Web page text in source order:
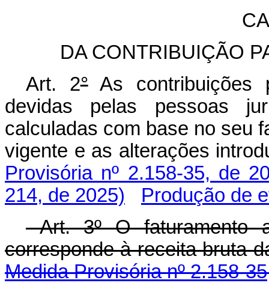
DA CONTRIBUIÇÃO
Art. 2°As contribuições
devidas pelas pessoas
calculadas com base no seu
vigente e as alterações
Provisória nº 2.158-35, de
214, de 2025)
Produção de
Art. 3º O faturamento
corresponde à receita
Medida Provisória nº 2.158-